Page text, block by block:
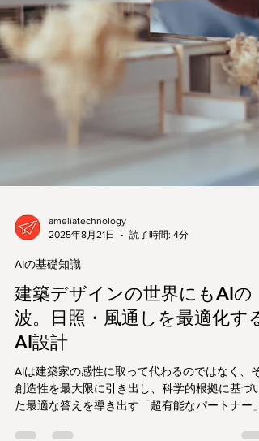
ameliatechnology
2025年8月21日
AIの基礎知識
建築デザインの世界にもAIの
波。日照・風通しを最適化する